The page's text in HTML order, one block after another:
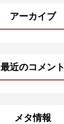
アーカイブ
最近のコメント
メタ情報